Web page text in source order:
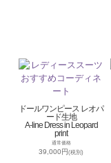
ドールワンピース レオパ
ード生地
A-line Dress in Leopard
print
通常価格
39,000円(税別)